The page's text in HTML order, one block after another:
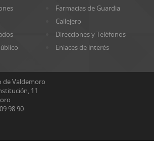
Farmacias de Guardia
Callejero
Direcciones y Teléfonos
Enlaces de interés
Valdemoro
11
98 90